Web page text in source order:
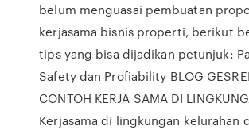
belum menguasai pembuatan
kerjasama bisnis properti, berikut
tips yang bisa dijadikan petunjuk:
Safety dan Profiability BLOG
CONTOH KERJA SAMA DI
Kerjasama di lingkungan kelurahan